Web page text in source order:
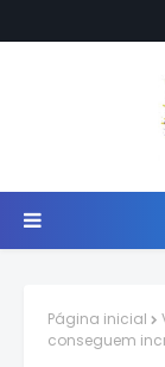
Página inicial
conseguem